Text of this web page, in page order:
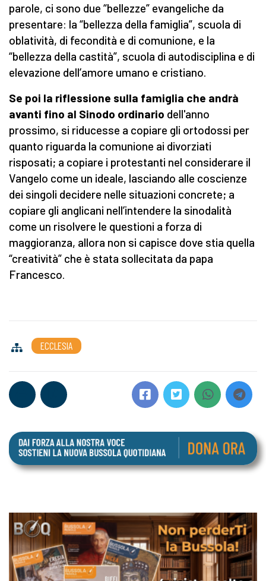
parole, ci sono due “bellezze” evangeliche da
presentare: la “bellezza della famiglia”, scuola di
oblatività, di fecondità e di comunione, e la
“bellezza della castità”, scuola di autodisciplina e di
elevazione dell’amore umano e cristiano.
Se poi la riflessione sulla famiglia che andrà
avanti fino al Sinodo ordinario dell'anno
prossimo, si riducesse a copiare gli ortodossi per
quanto riguarda la comunione ai divorziati
risposati; a copiare i protestanti nel considerare il
Vangelo come un ideale, lasciando alle coscienze
dei singoli decidere nelle situazioni concrete; a
copiare gli anglicani nell’intendere la sinodalità
come un risolvere le questioni a forza di
maggioranza, allora non si capisce dove stia quella
“creatività” che è stata sollecitata da papa
Francesco.
ECCLESIA